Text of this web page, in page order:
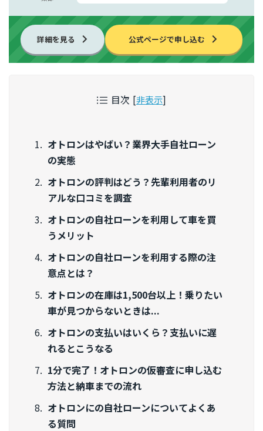
詳細を見る 公式ページで申し込む
目次 [非表示]
オトロンはやばい？業界大手自社ローン
の実態
オトロンの評判はどう？先輩利用者のリ
アルな口コミを調査
オトロンの自社ローンを利用して車を買
うメリット
オトロンの自社ローンを利用する際の注
意点とは？
オトロンの在庫は1,500台以上！乗りたい
車が見つからないときは...
オトロンの支払いはいくら？支払いに遅
れるとこうなる
1分で完了！オトロンの仮審査に申し込む
方法と納車までの流れ
オトロンにの自社ローンについてよくあ
る質問